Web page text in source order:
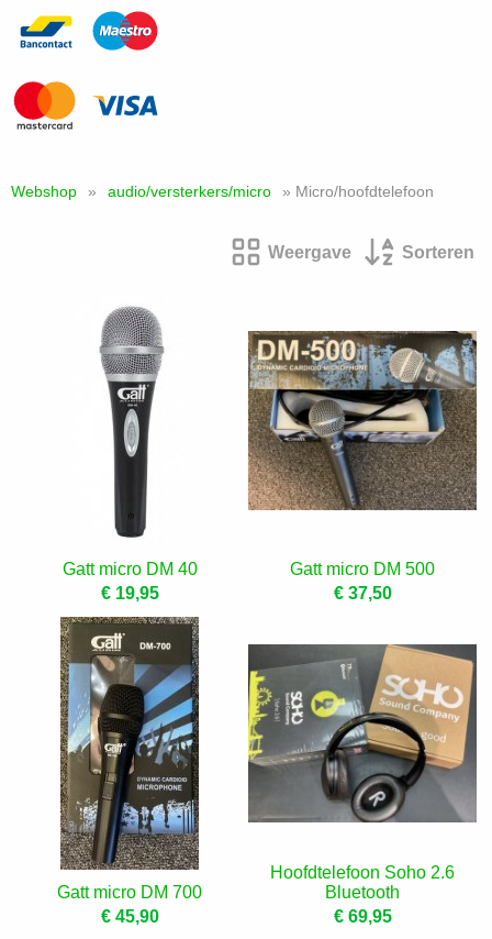
Webshop » audio/versterkers/micro » Micro/hoofdtelefoon
Weergave Sorteren
Gatt micro DM 40
€ 19,95
Gatt micro DM 500
€ 37,50
Gatt micro DM 700
€ 45,90
Hoofdtelefoon Soho 2.6
Bluetooth
€ 69,95